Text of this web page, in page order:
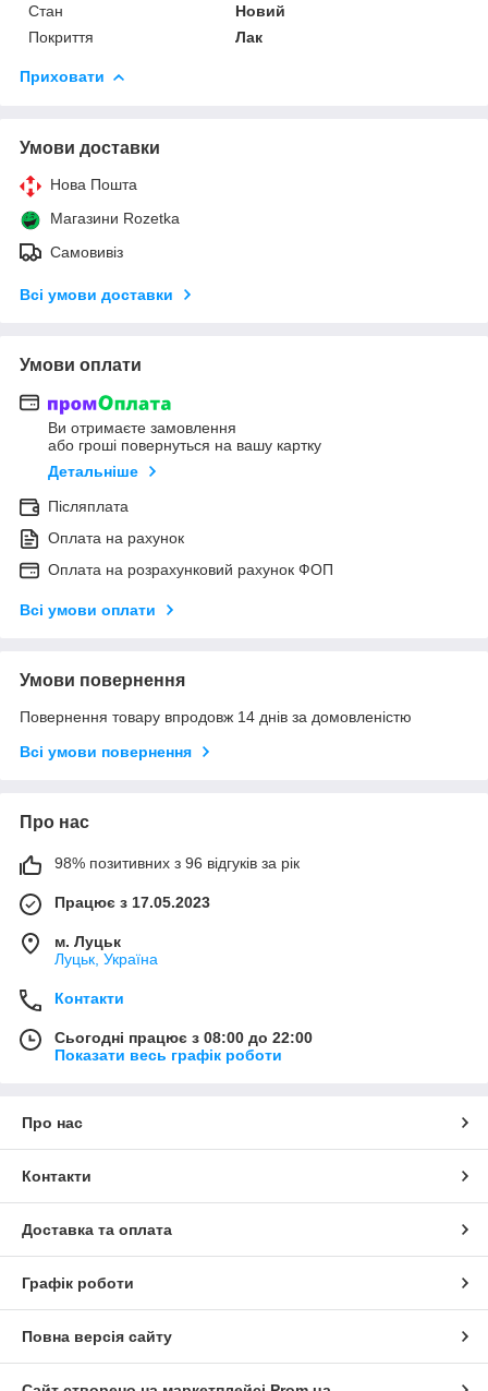
Стан
Новий
Покриття
Лак
Приховати
Умови доставки
Нова Пошта
Магазини Rozetka
Самовивіз
Всі умови доставки
Умови оплати
Ви отримаєте замовлення
або гроші повернуться на вашу картку
Детальніше
Післяплата
Оплата на рахунок
Оплата на розрахунковий рахунок ФОП
Всі умови оплати
Умови повернення
Повернення товару впродовж 14 днів за домовленістю
Всі умови повернення
Про нас
98% позитивних з 96 відгуків за рік
Працює з 17.05.2023
м. Луцьк
Луцьк, Україна
Контакти
Сьогодні працює з 08:00 до 22:00
Показати весь графік роботи
Про нас
Контакти
Доставка та оплата
Графік роботи
Повна версія сайту